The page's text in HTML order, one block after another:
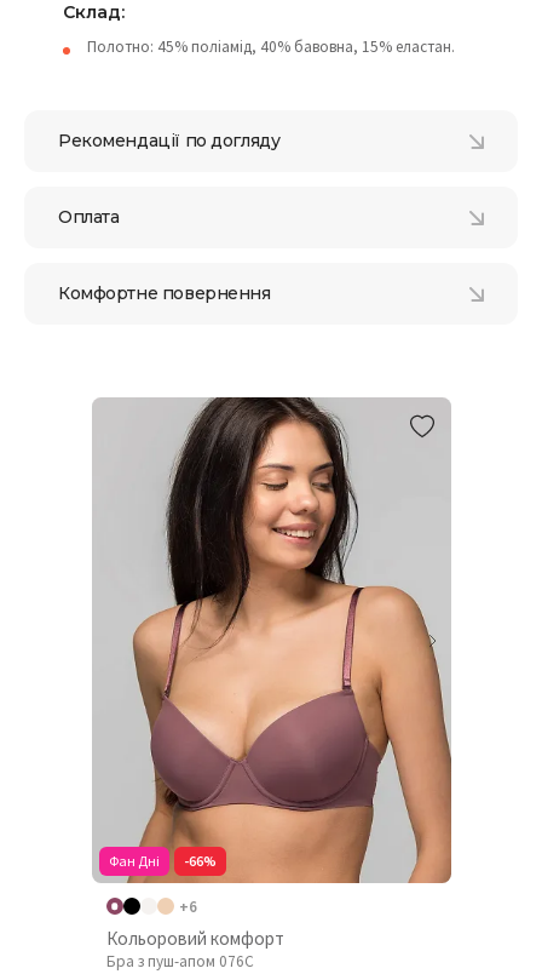
Склад:
Полотно: 45% поліамід, 40% бавовна, 15% еластан.
Рекомендації по догляду
Оплата
Комфортне повернення
Фан Дні -66%
+6
Кольоровий комфорт
Бра з пуш-апом 076C